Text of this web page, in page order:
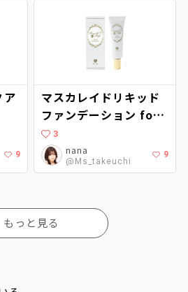
ア
9
マスカレイドリキッド
ファンデーション for
ホワイト
3
nana
@Ms_takeuchi
9
もっと見る